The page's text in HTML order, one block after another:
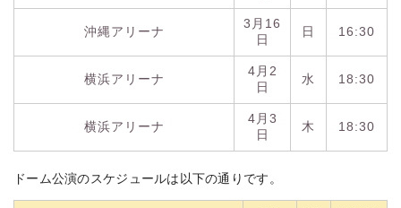
沖縄アリーナ
3月16
日
日 16:30
横浜アリーナ
4月2
日
水 18:30
横浜アリーナ
4月3
日
木 18:30
ドーム公演のスケジュールは以下の通りです。